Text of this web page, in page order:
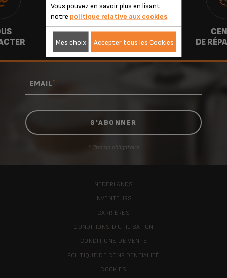
GARANTIE
DE
EMAIL*
* Champ obligatoire
NEDERLANDS
INVENTEURS
CARRIÈRES
CONDITIONS D'UTILISATION
CONDITIONS DE VENTE
POLITIQUE DE CONFIDENTIALITÉ
COOKIES
Vous pouvez en savoir plus en lisant
notre politique relative aux cookies.
Mes choix Accepter tous les Cookies